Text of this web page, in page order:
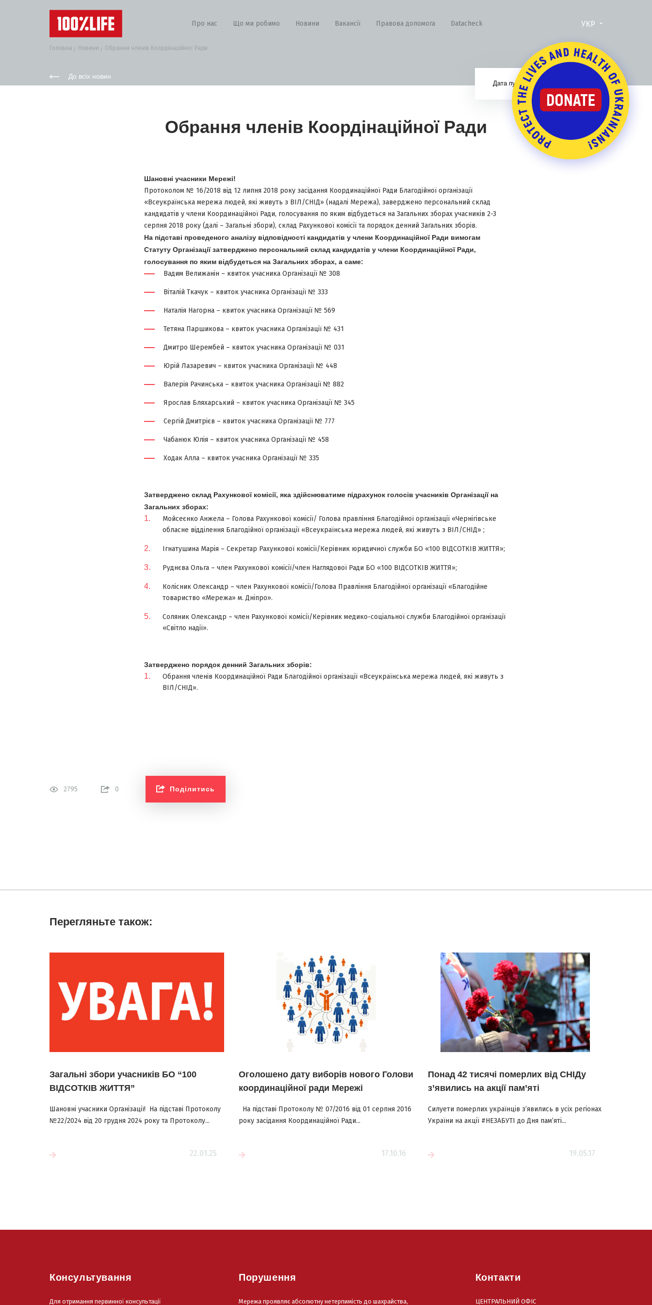
Про нас Що ми робимо Новини Вакансії Правова допомога Datacheck УКР
Головна Новини Обрання членів Коордінаційної Ради
До всіх новин
Дата публікації:
Обрання членів Коордінаційної Ради
Шановні учасники Мережі!
Протоколом № 16/2018 від 12 липня 2018 року засідання Координаційної Ради Благодійної організації
«Всеукраїнська мережа людей, які живуть з ВІЛ/СНІД» (надалі Мережа), заверджено персональний склад
кандидатів у члени Координаційної Ради, голосування по яким відбудеться на Загальних зборах учасників 2-3
серпня 2018 року (далі – Загальні збори), склад Рахункової комісії та порядок денний Загальних зборів.
На підставі проведеного аналізу відповідності кандидатів у члени Координаційної Ради вимогам
Статуту Організації затверджено персональний склад кандидатів у члени Координаційної Ради,
голосування по яким відбудеться на Загальних зборах, а саме:
Вадим Велижанін – квиток учасника Організації № 308
Віталій Ткачук – квиток учасника Організації № 333
Наталія Нагорна – квиток учасника Організації № 569
Тетяна Паршикова – квиток учасника Організації № 431
Дмитро Шерембей – квиток учасника Організації № 031
Юрій Лазаревич – квиток учасника Організації № 448
Валерія Рачинська – квиток учасника Організації № 882
Ярослав Бляхарський – квиток учасника Організації № 345
Сергій Дмитрієв – квиток учасника Організації № 777
Чабанюк Юлія – квиток учасника Організації № 458
Ходак Алла – квиток учасника Організації № 335
Затверджено склад Рахункової комісії, яка здійснюватиме підрахунок голосів учасників Організації на
Загальних зборах:
Мойсеєнко Анжела – Голова Рахункової комісії/ Голова правління Благодійної організації «Чернігівське
обласне відділення Благодійної організації «Всеукраїнська мережа людей, які живуть з ВІЛ/СНІД» ;
Ігнатушина Марія – Секретар Рахункової комісії/Керівник юридичної служби БО «100 ВІДСОТКІВ ЖИТТЯ»;
Руднєва Ольга – член Рахункової комісії/член Наглядової Ради БО «100 ВІДСОТКІВ ЖИТТЯ»;
Колісник Олександр – член Рахункової комісії/Голова Правління Благодійної організації «Благодійне
товариство «Мережа» м. Дніпро».
Соляник Олександр – член Рахункової комісії/Керівник медико-соціальної служби Благодійної організації
«Світло надії».
Затверджено порядок денний Загальних зборів:
Обрання членів Координаційної Ради Благодійної організації «Всеукраїнська мережа людей, які живуть з
ВІЛ/СНІД».
2795 0 Поділитись
Перегляньте також:
Загальні збори учасників БО “100
ВІДСОТКІВ ЖИТТЯ”
Шановні учасники Організації! На підставі Протоколу
№22/2024 від 20 грудня 2024 року та Протоколу...
22.01.25
Оголошено дату виборів нового Голови
координаційної ради Мережі
На підставі Протоколу № 07/2016 від 01 серпня 2016
року засідання Координаційної Ради...
17.10.16
Читати більше
Понад 42 тисячі померлих від СНІДу
з’явились на акції пам’яті
Силуети померлих українців з’явились в усіх регіонах
України на акції #НЕЗАБУТІ до Дня пам’яті...
19.05.17
Читати більше
Консультування
Для отримання первинної консультації
Порушення
Мережа проявляє абсолютну нетерпимість до шахрайства,
Контакти
ЦЕНТРАЛЬНИЙ ОФІС